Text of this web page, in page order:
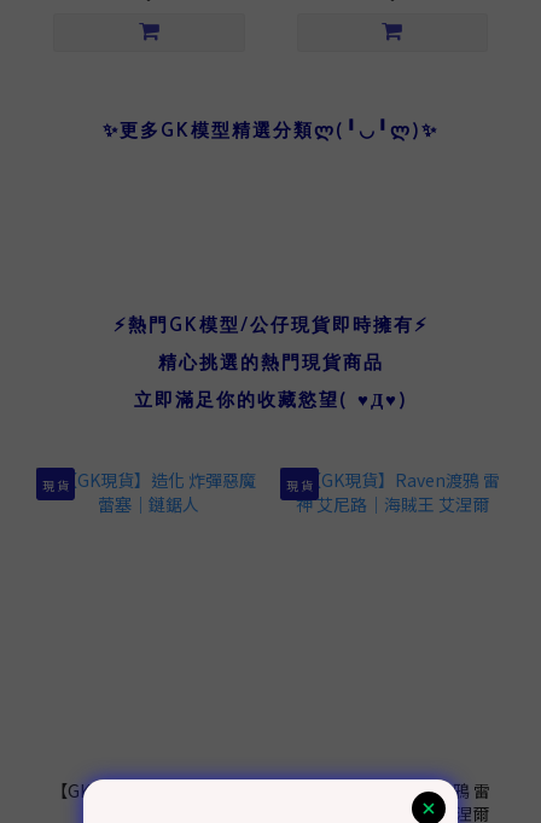
✨更多GK模型精選分類Ლ(╹◡╹Ლ)✨
⚡熱門GK模型/公仔現貨即時擁有⚡
精心挑選的熱門現貨商品
立即滿足你的收藏慾望( ♥Д♥)
現 貨
【GK現貨】造化 炸彈惡魔
現 貨
【GK現貨】Raven渡鴉 雷
神 艾尼路｜海賊王 艾涅爾